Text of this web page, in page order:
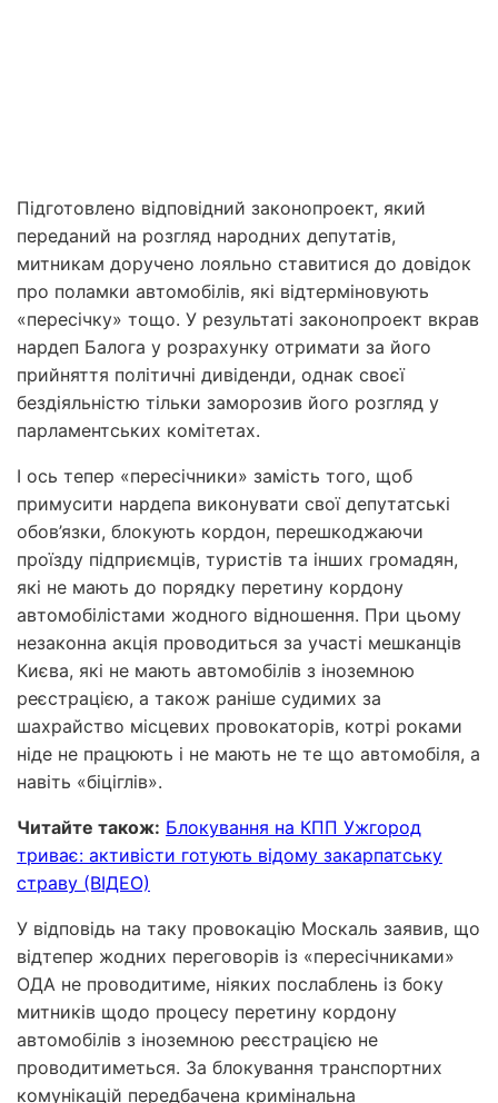
Підготовлено відповідний законопроект, який
переданий на розгляд народних депутатів,
митникам доручено лояльно ставитися до довідок
про поламки автомобілів, які відтерміновують
«пересічку» тощо. У результаті законопроект вкрав
нардеп Балога у розрахунку отримати за його
прийняття політичні дивіденди, однак своєї
бездіяльністю тільки заморозив його розгляд у
парламентських комітетах.
І ось тепер «пересічники» замість того, щоб
примусити нардепа виконувати свої депутатські
обов’язки, блокують кордон, перешкоджаючи
проїзду підприємців, туристів та інших громадян,
які не мають до порядку перетину кордону
автомобілістами жодного відношення. При цьому
незаконна акція проводиться за участі мешканців
Києва, які не мають автомобілів з іноземною
реєстрацією, а також раніше судимих за
шахрайство місцевих провокаторів, котрі роками
ніде не працюють і не мають не те що автомобіля, а
навіть «біціглів».
Читайте також: Блокування на КПП Ужгород
триває: активісти готують відому закарпатську
страву (ВІДЕО)
У відповідь на таку провокацію Москаль заявив, що
відтепер жодних переговорів із «пересічниками»
ОДА не проводитиме, ніяких послаблень із боку
митників щодо процесу перетину кордону
автомобілів з іноземною реєстрацією не
проводитиметься. За блокування транспортних
комунікацій передбачена кримінальна